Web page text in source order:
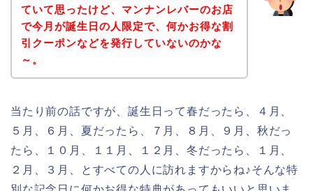
ていて思ったけど、マンナンレバーのお店
で今月が誕生日の人限定で、何かお得な割
引クーポンなどを発行していないのかな
～。
当たり前の話ですが、誕生日って春だったら、４月、
５月、６月、夏だったら、７月、８月、９月、秋だっ
たら、１０月、１１月、１２月、冬だったら、１月、
２月、３月、とすべての人に訪れますからね♪そんな特